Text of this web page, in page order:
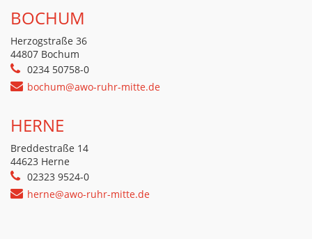
BOCHUM
Herzogstraße 36
44807 Bochum
0234 50758-0
bochum@awo-ruhr-mitte.de
HERNE
Breddestraße 14
44623 Herne
02323 9524-0
herne@awo-ruhr-mitte.de